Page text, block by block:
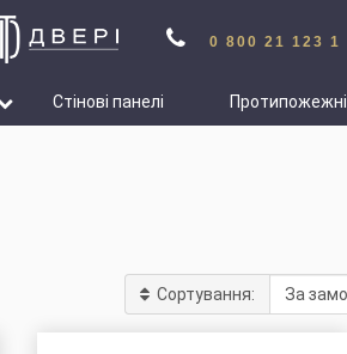
0 800 21 123 1
Стінові панелі Протипожежні
Сортування: